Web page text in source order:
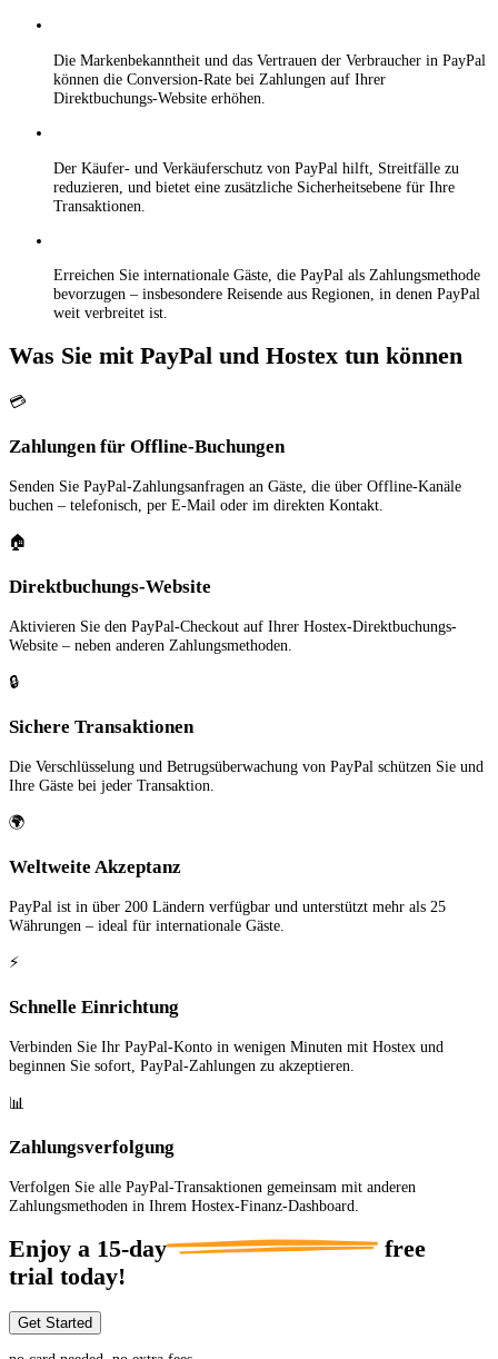
Die Markenbekanntheit und das Vertrauen der Verbraucher in PayPal
können die Conversion-Rate bei Zahlungen auf Ihrer
Direktbuchungs-Website erhöhen.
Der Käufer- und Verkäuferschutz von PayPal hilft, Streitfälle zu
reduzieren, und bietet eine zusätzliche Sicherheitsebene für Ihre
Transaktionen.
Erreichen Sie internationale Gäste, die PayPal als Zahlungsmethode
bevorzugen – insbesondere Reisende aus Regionen, in denen PayPal
weit verbreitet ist.
Was Sie mit PayPal und Hostex tun können
💳
Zahlungen für Offline-Buchungen
Senden Sie PayPal-Zahlungsanfragen an Gäste, die über Offline-Kanäle
buchen – telefonisch, per E-Mail oder im direkten Kontakt.
🏠
Direktbuchungs-Website
Aktivieren Sie den PayPal-Checkout auf Ihrer Hostex-Direktbuchungs-
Website – neben anderen Zahlungsmethoden.
🔒
Sichere Transaktionen
Die Verschlüsselung und Betrugsüberwachung von PayPal schützen Sie und
Ihre Gäste bei jeder Transaktion.
🌍
Weltweite Akzeptanz
PayPal ist in über 200 Ländern verfügbar und unterstützt mehr als 25
Währungen – ideal für internationale Gäste.
⚡
Schnelle Einrichtung
Verbinden Sie Ihr PayPal-Konto in wenigen Minuten mit Hostex und
beginnen Sie sofort, PayPal-Zahlungen zu akzeptieren.
📊
Zahlungsverfolgung
Verfolgen Sie alle PayPal-Transaktionen gemeinsam mit anderen
Zahlungsmethoden in Ihrem Hostex-Finanz-Dashboard.
Enjoy a 15-day
free
trial today!
Get Started